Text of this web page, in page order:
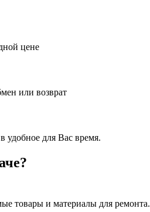
цене
или возврат
удобное для Вас время.
товары и материалы для ремонта.